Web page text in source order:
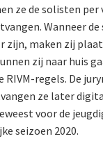
ze de solisten per
Wanneer de
zijn, maken zij
zij naar huis
RIVM-regels. De
ze later
voor de
seizoen 2020.